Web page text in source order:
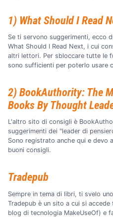
1) What Should I Read
Se ti servono suggerimenti, ecco
What Should I Read Next, i cui
altri lettori. Per sbloccare tutte le
sono sufficienti per poterlo usare
2) BookAuthority: The
Books By Thought
L'altro sito di consigli è
suggerimenti dei "leader di
Sono registrato anche qui e devo
buoni consigli.
Tradepub
Sempre in tema di libri, ti svelo
Tradepub è un sito a cui si
blog di tecnologia MakeUseOf) e